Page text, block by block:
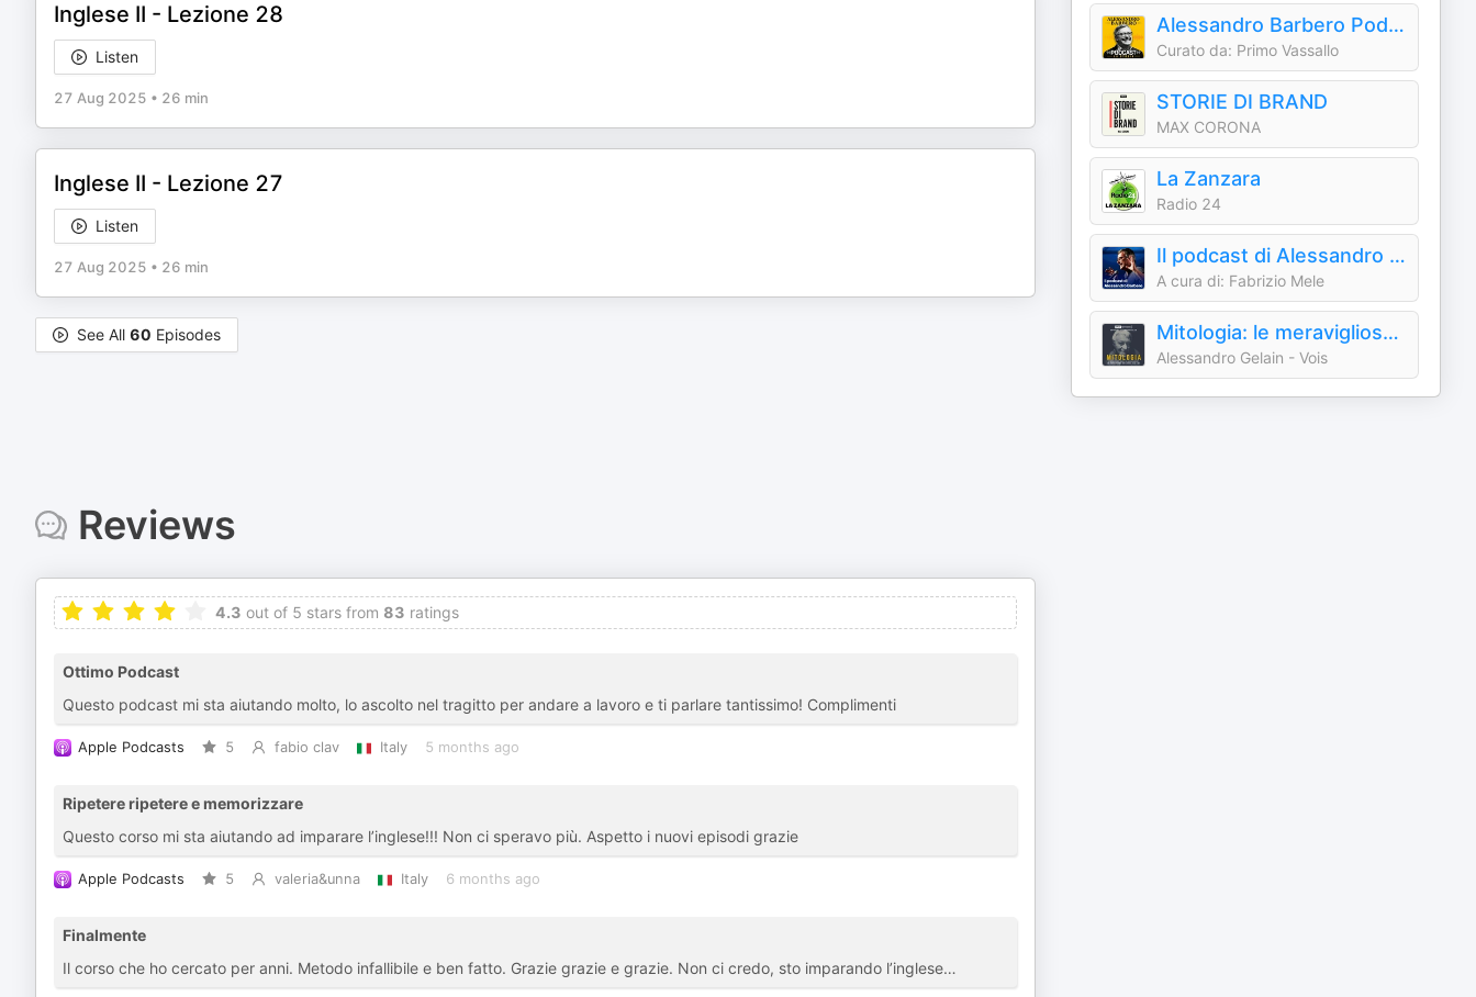
Inglese II - Lezione 28
Listen
27 Aug 2025 • 26 min
Inglese II - Lezione 27
Listen
27 Aug 2025 • 26 min
See All 60 Episodes
Alessandro Barbero Podcast - La Storia
Curato da: Primo Vassallo
STORIE DI BRAND
MAX CORONA
La Zanzara
Radio 24
Il podcast di Alessandro Barbero: Lezioni e Conferenze di Storia
A cura di: Fabrizio Mele
Mitologia: le meravigliose storie del mondo antico
Alessandro Gelain - Vois
Reviews
4.3 out of 5 stars from 83 ratings
Ottimo Podcast
Questo podcast mi sta aiutando molto, lo ascolto nel tragitto per andare a lavoro e ti parlare tantissimo! Complimenti
Apple Podcasts 5 fabio clav Italy 5 months ago
Ripetere ripetere e memorizzare
Questo corso mi sta aiutando ad imparare l’inglese!!! Non ci speravo più. Aspetto i nuovi episodi grazie
Apple Podcasts 5 valeria&unna Italy 6 months ago
Finalmente
Il corso che ho cercato per anni. Metodo infallibile e ben fatto. Grazie grazie e grazie. Non ci credo, sto imparando l’inglese…